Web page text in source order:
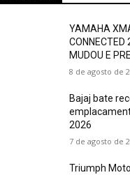
YAMAHA
CONNECTED
MUDOU E
8 de agosto de
Bajaj bate
2026
7 de agosto de
Triumph